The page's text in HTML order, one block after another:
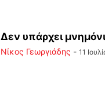
Δεν υπάρχει
Νίκος Γεωργιάδης - 11